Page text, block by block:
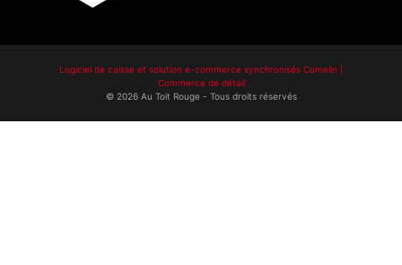
Logiciel de caisse et solution e-commerce synchronisés Comelin |
Commerce de détail
© 2026 Au Toit Rouge- Tous droits réservés